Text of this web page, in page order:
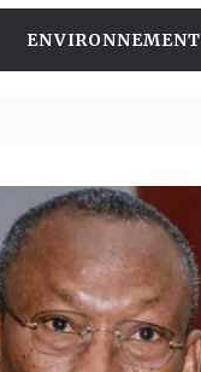
ENVIRONNEMENT